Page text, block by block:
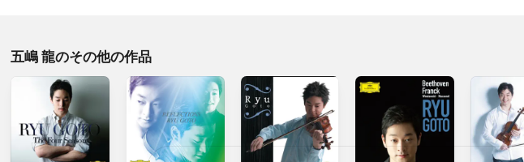
五嶋 龍のその他の作品